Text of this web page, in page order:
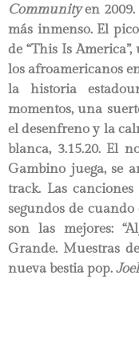
Communityen 2009.
más inmenso. El
de “This Is
los afroamericanos
la historia
momentos, una
el desenfreno y la
blanca, 3.15.20. El
Gambino juega, se
track. Las
segundos de
son las mejores:
Grande. Muestras
nueva bestia pop.